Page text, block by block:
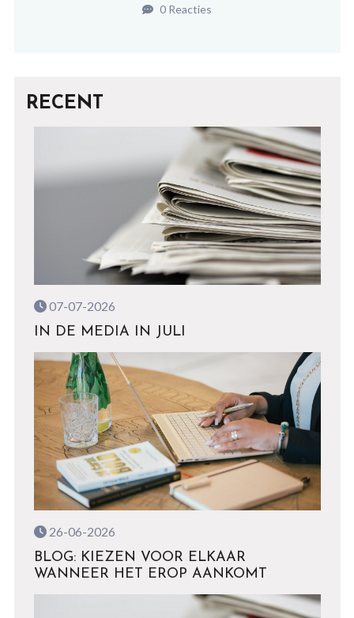
0 Reacties
RECENT
07-07-2026
IN DE MEDIA IN JULI
26-06-2026
BLOG: KIEZEN VOOR ELKAAR
WANNEER HET EROP AANKOMT